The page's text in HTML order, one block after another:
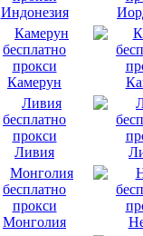
Индонезия
Камерун
Ливия
Монголия